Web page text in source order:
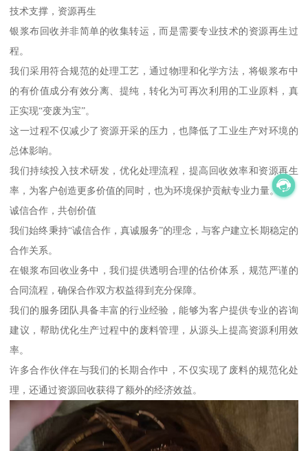
技术支撑，资源再生
银浆布回收并非简单的收集转运，而是需要专业技术的资源再生过
程。
我们采用符合规范的处理工艺，通过物理和化学方法，将银浆布中
的有价值成分有效分离、提纯，转化为可再次利用的工业原料，真
正实现“变废为宝”。
这一过程不仅减少了资源开采的压力，也降低了工业生产对环境的
总体影响。
我们持续投入技术研发，优化处理流程，提高回收效率和资源再生
率，为客户创造更多价值的同时，也为环境保护贡献专业力量。
诚信合作，共创价值
我们始终秉持“诚信合作，真诚服务”的理念，与客户建立长期稳定的
合作关系。
在银浆布回收业务中，我们提供透明合理的估价体系，规范严谨的
合同流程，确保合作双方权益得到充分保障。
我们的服务团队具备丰富的行业经验，能够为客户提供专业的咨询
建议，帮助优化生产过程中的废料管理，从源头上提高资源利用效
率。
许多合作伙伴在与我们的长期合作中，不仅实现了废料的规范化处
理，还通过资源回收获得了额外的经济效益。